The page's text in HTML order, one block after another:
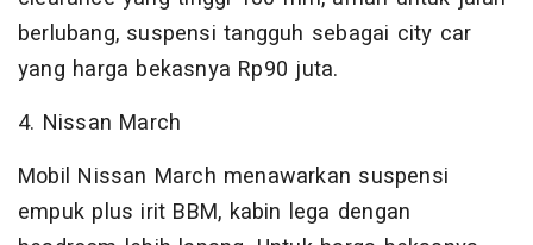
berlubang, suspensi tangguh sebagai city car
yang harga bekasnya Rp90 juta.
4. Nissan March
Mobil Nissan March menawarkan suspensi
empuk plus irit BBM, kabin lega dengan